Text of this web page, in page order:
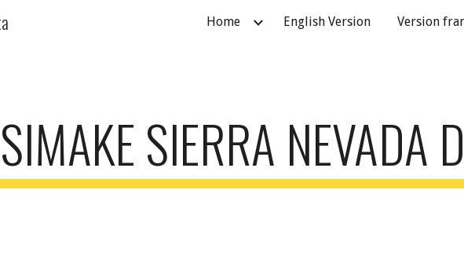
Skip to main content Skip to
Home English Version Version
SIERRA NEVADA